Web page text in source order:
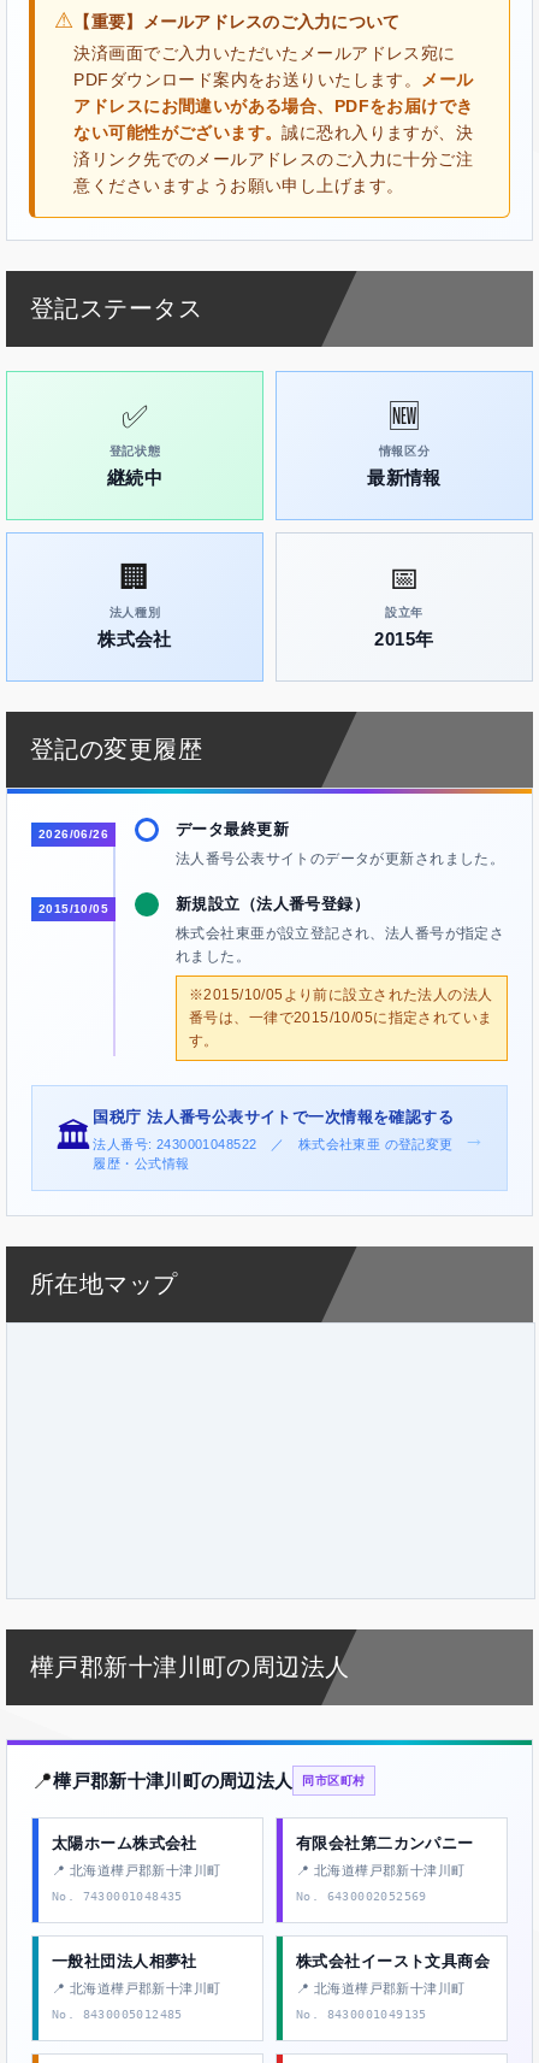
⚠ 【重要】メールアドレスのご入力について
決済画面でご入力いただいたメールアドレス宛に
PDFダウンロード案内をお送りいたします。
メール
アドレスにお間違いがある場合、PDFをお届けでき
ない可能性がございます。誠に恐れ入りますが、決
済リンク先でのメールアドレスのご入力に十分ご注
意くださいますようお願い申し上げます。
登記ステータス
✅
登記状態
継続中
🆕
情報区分
最新情報
🏢
法人種別
株式会社
📅
設立年
2015年
登記の変更履歴
2026/06/26 データ最終更新
法人番号公表サイトのデータが更新されました。
2015/10/05 新規設立（法人番号登録）
株式会社東亜が設立登記され、法人番号が指定さ
れました。
※2015/10/05より前に設立された法人の法人
番号は、一律で2015/10/05に指定されていま
す。
🏛️
国税庁 法人番号公表サイトで一次情報を確認する
法人番号: 2430001048522 ／ 株式会社東亜 の登記変更
履歴・公式情報
→
所在地マップ
樺戸郡新十津川町の周辺法人
📍樺戸郡新十津川町の周辺法人 同市区町村
太陽ホーム株式会社
📍 北海道樺戸郡新十津川町
No. 7430001048435
有限会社第二カンパニー
📍 北海道樺戸郡新十津川町
No. 6430002052569
一般社団法人相夢社
📍 北海道樺戸郡新十津川町
No. 8430005012485
株式会社イースト文具商会
📍 北海道樺戸郡新十津川町
No. 8430001049135